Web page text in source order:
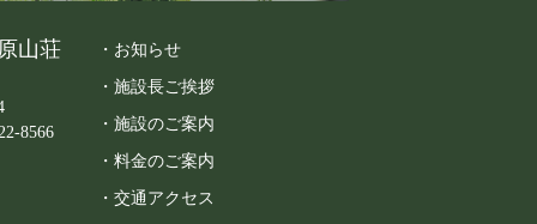
山荘
8566
・お知らせ
・施設長ご挨拶
・施設のご案内
・料金のご案内
・交通アクセス